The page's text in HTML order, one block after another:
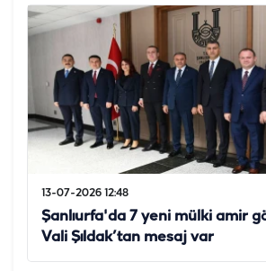
13-07-2026 12:48
Şanlıurfa'da 7 yeni mülki amir
Vali Şıldak’tan mesaj var